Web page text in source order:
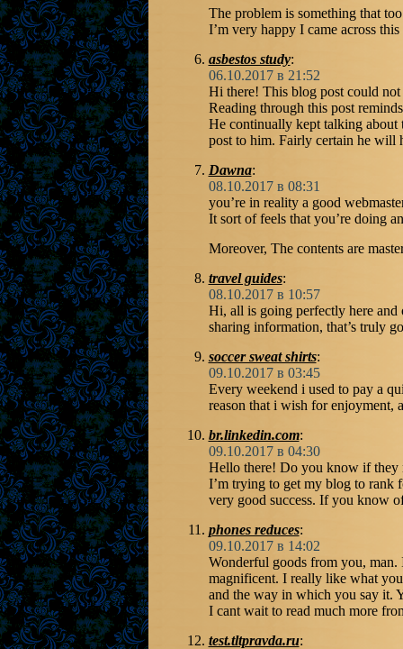
The problem is something that
I’m very happy I came across
asbestos study:
06.10.2017 в 21:52
Hi there! This blog post could
Reading through this post
He continually kept talking about
post to him. Fairly certain he will
Dawna:
08.10.2017 в 08:31
you’re in reality a good
It sort of feels that you’re doing
Moreover, The contents are
travel guides:
08.10.2017 в 10:57
Hi, all is going perfectly here and
sharing information, that’s truly
soccer sweat shirts:
09.10.2017 в 03:45
Every weekend i used to pay a
reason that i wish for enjoyment,
br.linkedin.com:
09.10.2017 в 04:30
Hello there! Do you know if they
I’m trying to get my blog to rank
very good success. If you know
phones reduces:
09.10.2017 в 14:02
Wonderful goods from you, man.
magnificent. I really like what
and the way in which you say it.
I cant wait to read much more
test.tltpravda.ru: